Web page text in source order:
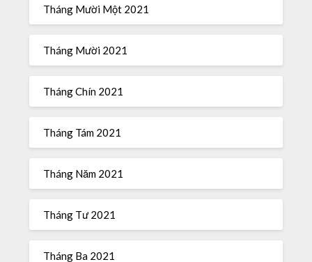
Tháng Mười Một 2021
Tháng Mười 2021
Tháng Chín 2021
Tháng Tám 2021
Tháng Năm 2021
Tháng Tư 2021
Tháng Ba 2021